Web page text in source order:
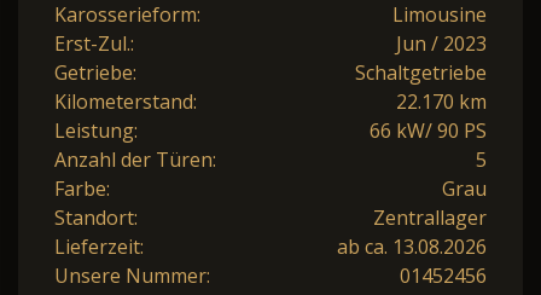
Karosserieform:
Limousine
Erst-Zul.:
Jun / 2023
Getriebe:
Schaltgetriebe
Kilometerstand:
22.170 km
Leistung:
66 kW/ 90 PS
Anzahl der Türen:
5
Farbe:
Grau
Standort:
Zentrallager
Lieferzeit:
ab ca. 13.08.2026
Unsere Nummer:
01452456